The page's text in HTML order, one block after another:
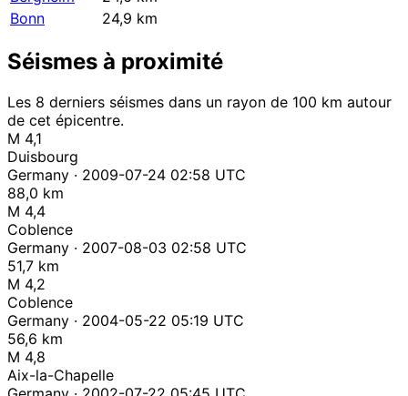
Bonn
24,9 km
Séismes à proximité
Les 8 derniers séismes dans un rayon de 100 km autour
de cet épicentre.
M 4,1
Duisbourg
Germany · 2009-07-24 02:58 UTC
88,0 km
M 4,4
Coblence
Germany · 2007-08-03 02:58 UTC
51,7 km
M 4,2
Coblence
Germany · 2004-05-22 05:19 UTC
56,6 km
M 4,8
Aix-la-Chapelle